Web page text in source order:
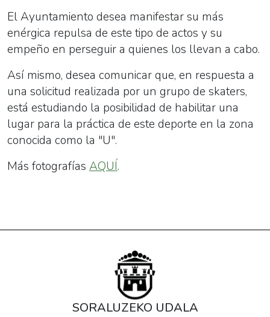
El Ayuntamiento desea manifestar su más
enérgica repulsa de este tipo de actos y su
empeño en perseguir a quienes los llevan a cabo.
Así mismo, desea comunicar que, en respuesta a
una solicitud realizada por un grupo de skaters,
está estudiando la posibilidad de habilitar una
lugar para la práctica de este deporte en la zona
conocida como la "U".
Más fotografías AQUÍ.
SORALUZEKO UDALA